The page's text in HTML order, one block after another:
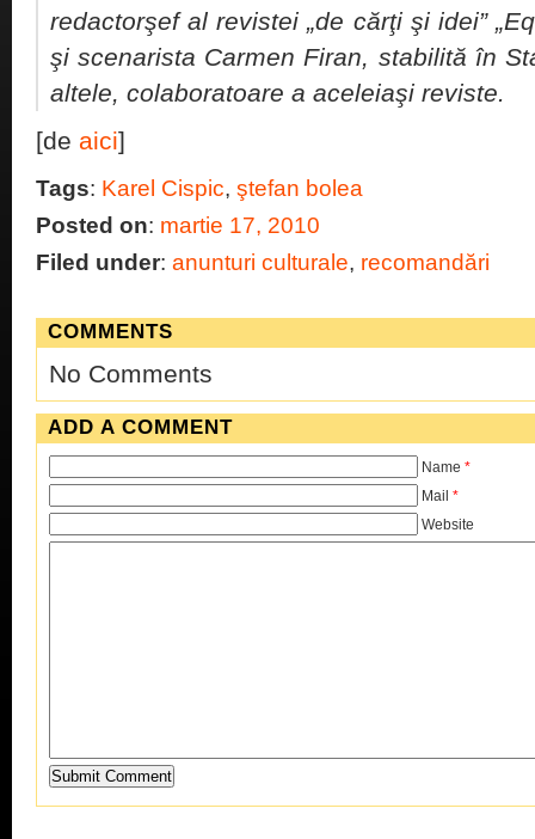
redactorşef al revistei „de cărţi şi idei”
şi scenarista Carmen Firan, stabilită în
altele, colaboratoare a aceleiaşi reviste.
[de aici]
Tags: Karel Cispic, ştefan bolea
Posted on: martie 17, 2010
Filed under: anunturi culturale, recomandări
COMMENTS
No Comments
ADD A COMMENT
Name *
Mail *
Website
Submit Comment